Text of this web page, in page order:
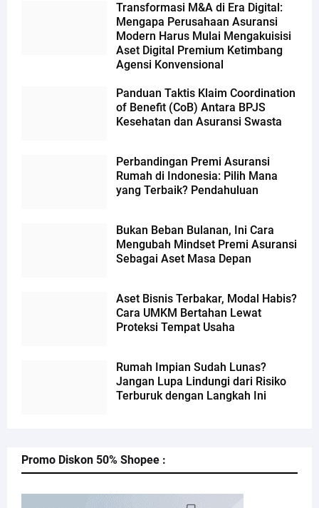
Transformasi M&A di Era Digital:
Mengapa Perusahaan Asuransi
Modern Harus Mulai Mengakuisisi
Aset Digital Premium Ketimbang
Agensi Konvensional
Panduan Taktis Klaim Coordination
of Benefit (CoB) Antara BPJS
Kesehatan dan Asuransi Swasta
Perbandingan Premi Asuransi
Rumah di Indonesia: Pilih Mana
yang Terbaik? Pendahuluan
Bukan Beban Bulanan, Ini Cara
Mengubah Mindset Premi Asuransi
Sebagai Aset Masa Depan
Aset Bisnis Terbakar, Modal Habis?
Cara UMKM Bertahan Lewat
Proteksi Tempat Usaha
Rumah Impian Sudah Lunas?
Jangan Lupa Lindungi dari Risiko
Terburuk dengan Langkah Ini
Promo Diskon 50% Shopee :